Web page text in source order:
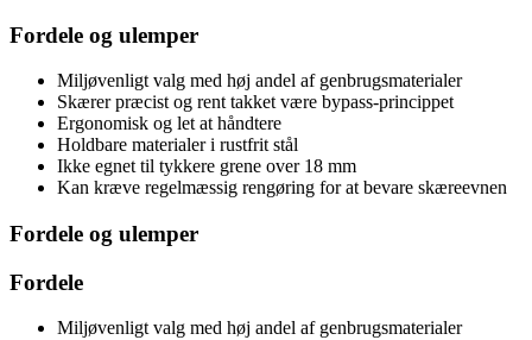
Fordele og ulemper
Miljøvenligt valg med høj andel af genbrugsmaterialer
Skærer præcist og rent takket være bypass-princippet
Ergonomisk og let at håndtere
Holdbare materialer i rustfrit stål
Ikke egnet til tykkere grene over 18 mm
Kan kræve regelmæssig rengøring for at bevare skæreevnen
Fordele og ulemper
Fordele
Miljøvenligt valg med høj andel af genbrugsmaterialer